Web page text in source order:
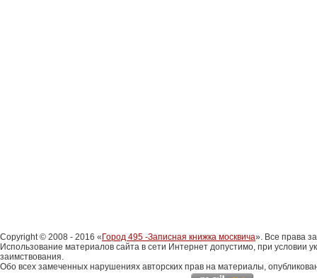
Copyright © 2008 - 2016 « Город 495 -Записная книжка москвича». Все права
Использование материалов сайта в сети Интернет допустимо, при условии
заимствования.
Обо всех замеченных нарушениях авторских прав на материалы,